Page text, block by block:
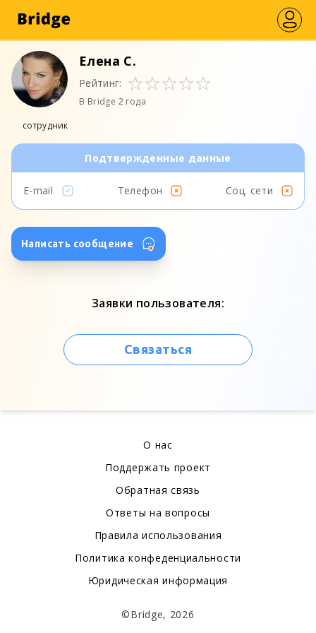
Елена С.
Рейтинг:
В Bridge 2 года
сотрудник
Подтвержденные данные
E-mail Телефон Соц. сети
Написать сообщение
Заявки пользователя:
Связаться
О нас
Поддержать проект
Обратная связь
Ответы на вопросы
Правила использования
Политика конфеденциальности
Юридическая информация
©Bridge, 2026